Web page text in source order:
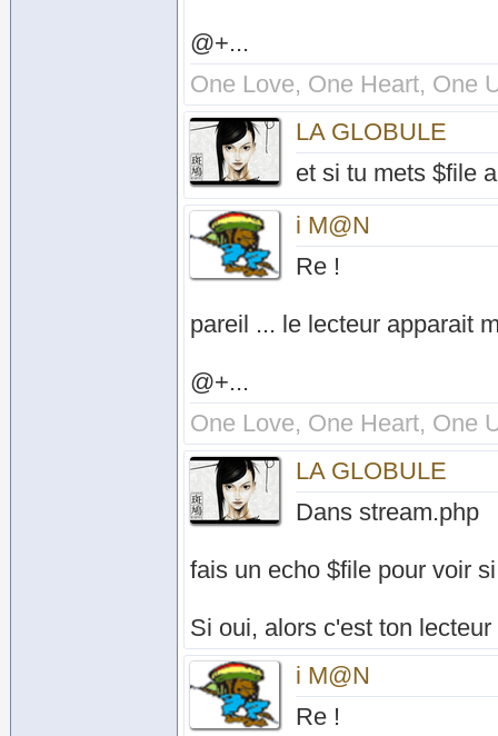
@+...
One Love, One Heart, One
LA GLOBULE
et si tu mets $file
i M@N
Re !
pareil ... le lecteur apparait
@+...
One Love, One Heart, One
LA GLOBULE
Dans stream.php
fais un echo $file pour voir
Si oui, alors c'est ton
i M@N
Re !